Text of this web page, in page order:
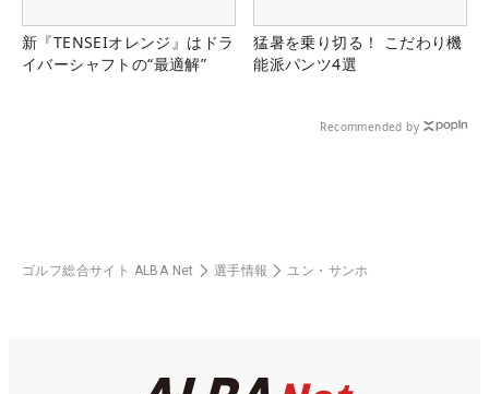
新『TENSEIオレンジ』はドラ
イバーシャフトの“最適解”
猛暑を乗り切る！ こだわり機
能派パンツ4選
Recommended by
ゴルフ総合サイト ALBA Net 選手情報 ユン・サンホ